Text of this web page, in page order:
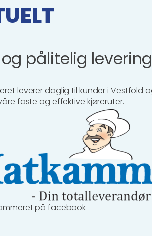
og pålitelig
leverer daglig til kunder i Vestfold
faste og effektive kjøreruter.
på facebook